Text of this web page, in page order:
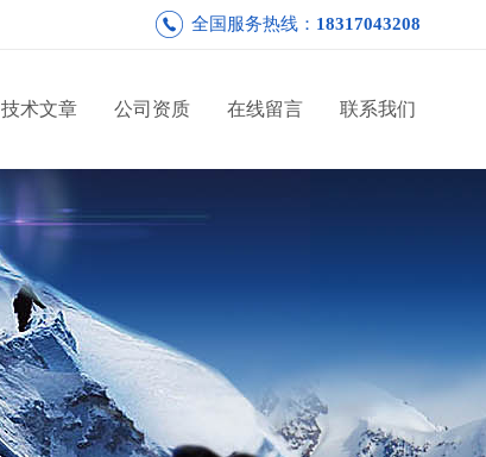
全国服务热线： 18317043208
技术文章 公司资质 在线留言 联系我们